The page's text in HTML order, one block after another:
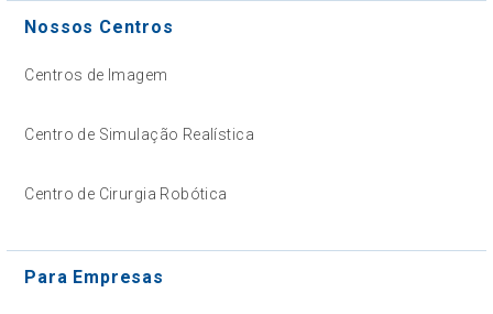
Nossos Centros
Centros de Imagem
Centro de Simulação Realística
Centro de Cirurgia Robótica
Para Empresas